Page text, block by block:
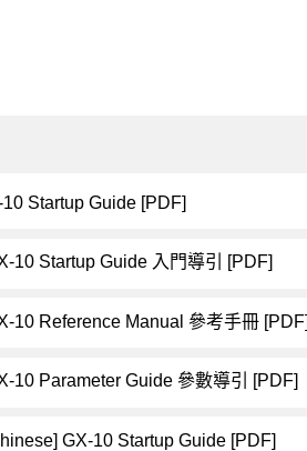
Startup Guide [PDF]
10 Startup Guide 入門導引 [PDF]
10 Reference Manual 參考手冊
10 Parameter Guide 參數導引 [PDF]
GX-10 Startup Guide [PDF]